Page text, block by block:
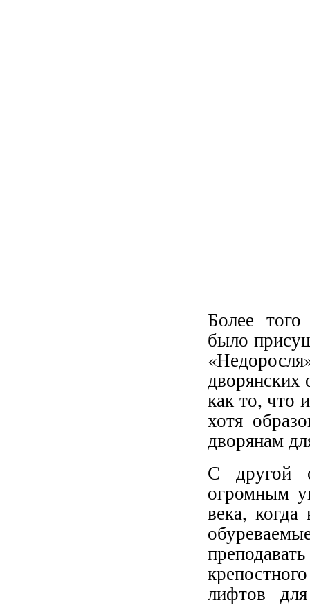
Более
было
как то, что
хотя
дворянам
С другой
огромным
века,
лифтов